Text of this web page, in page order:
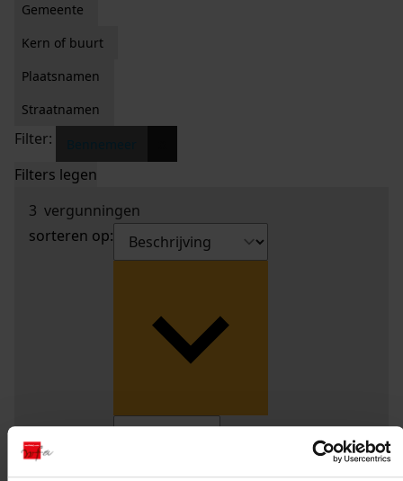
Gemeente
Kern of buurt
Plaatsnamen
Straatnamen
Filter:
Filters legen
3 vergunningen
sorteren op: